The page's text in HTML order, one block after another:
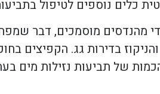
כלים נוספים לטיפול
מהנדסים מוסמכים, דבר
בדירות גג. הקפיצים
של תביעות נזילות מים